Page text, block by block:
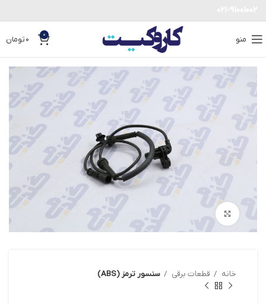
منو 0
0تومان
خانه قطعات برقی سنسور ترمز (ABS)